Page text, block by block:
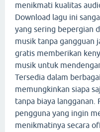
menikmati kualitas
Download lagu ini
yang sering bepergian
musik tanpa gangguan
gratis memberikan
musik untuk
Tersedia dalam
memungkinkan siapa
tanpa biaya langganan.
pengguna yang ingin
menikmatinya secara